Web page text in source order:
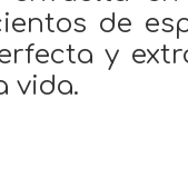
de
y
vida.